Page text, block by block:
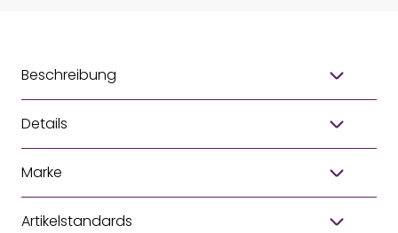
Beschreibung
Details
Marke
Artikelstandards